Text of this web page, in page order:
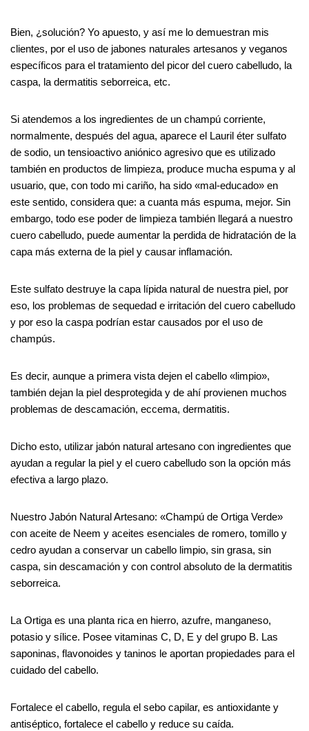
Bien, ¿solución? Yo apuesto, y así me lo demuestran mis
clientes, por el uso de jabones naturales artesanos y veganos
específicos para el tratamiento del picor del cuero cabelludo, la
caspa, la dermatitis seborreica, etc.
Si atendemos a los ingredientes de un champú corriente,
normalmente, después del agua, aparece el Lauril éter sulfato
de sodio, un tensioactivo aniónico agresivo que es utilizado
también en productos de limpieza, produce mucha espuma y al
usuario, que, con todo mi cariño, ha sido «mal-educado» en
este sentido, considera que: a cuanta más espuma, mejor. Sin
embargo, todo ese poder de limpieza también llegará a nuestro
cuero cabelludo, puede aumentar la perdida de hidratación de la
capa más externa de la piel y causar inflamación.
Este sulfato destruye la capa lípida natural de nuestra piel, por
eso, los problemas de sequedad e irritación del cuero cabelludo
y por eso la caspa podrían estar causados por el uso de
champús.
Es decir, aunque a primera vista dejen el cabello «limpio»,
también dejan la piel desprotegida y de ahí provienen muchos
problemas de descamación, eccema, dermatitis.
Dicho esto, utilizar jabón natural artesano con ingredientes que
ayudan a regular la piel y el cuero cabelludo son la opción más
efectiva a largo plazo.
Nuestro Jabón Natural Artesano: «Champú de Ortiga Verde»
con aceite de Neem y aceites esenciales de romero, tomillo y
cedro ayudan a conservar un cabello limpio, sin grasa, sin
caspa, sin descamación y con control absoluto de la dermatitis
seborreica.
La Ortiga es una planta rica en hierro, azufre, manganeso,
potasio y sílice. Posee vitaminas C, D, E y del grupo B. Las
saponinas, flavonoides y taninos le aportan propiedades para el
cuidado del cabello.
Fortalece el cabello, regula el sebo capilar, es antioxidante y
antiséptico, fortalece el cabello y reduce su caída.